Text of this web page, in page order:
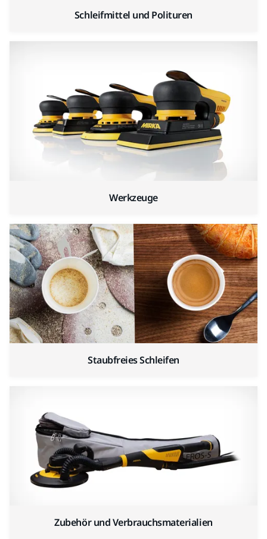
Schleifmittel und Polituren
Werkzeuge
Staubfreies Schleifen
Zubehör und Verbrauchsmaterialien